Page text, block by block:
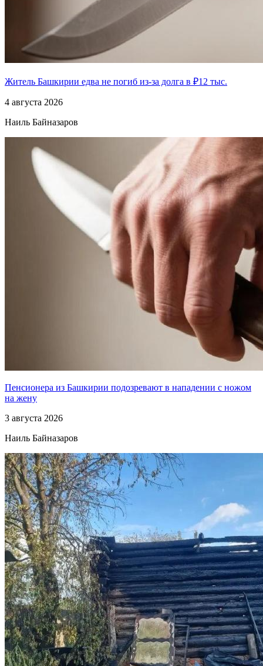
Житель Башкирии едва не погиб из-за долга в ₽12 тыс.
4 августа 2026
Наиль Байназаров
Пенсионера из Башкирии подозревают в нападении с ножом
на жену
3 августа 2026
Наиль Байназаров